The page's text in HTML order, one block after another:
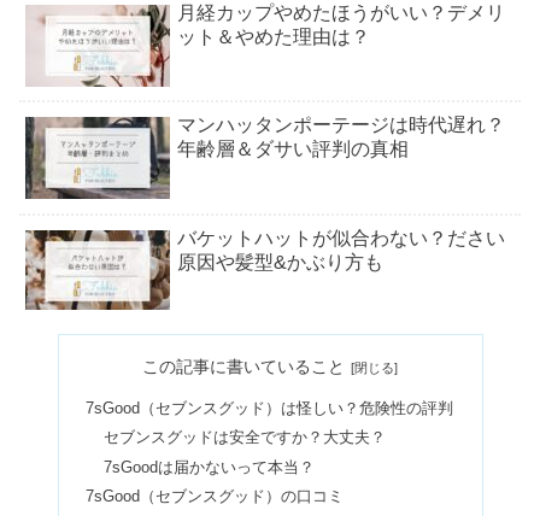
月経カップやめたほうがいい？デメリ
ット＆やめた理由は？
マンハッタンポーテージは時代遅れ？
年齢層＆ダサい評判の真相
バケットハットが似合わない？ださい
原因や髪型&かぶり方も
飲み続けた結果｜ゴールドリッチも
グランドセイコーは後悔するからやめ
とけ？人気ない？愛用芸能人も
この記事に書いていること
7sGood（セブンスグッド）は怪しい？危険性の評判
セブンスグッドは安全ですか？大丈夫？
7sGoodは届かないって本当？
7sGood（セブンスグッド）の口コミ